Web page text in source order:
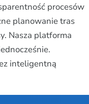
procesów
planowanie tras
Nasza platforma
inteligentną